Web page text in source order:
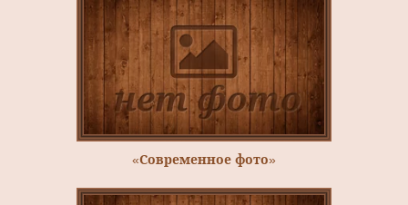
«Современное фото»